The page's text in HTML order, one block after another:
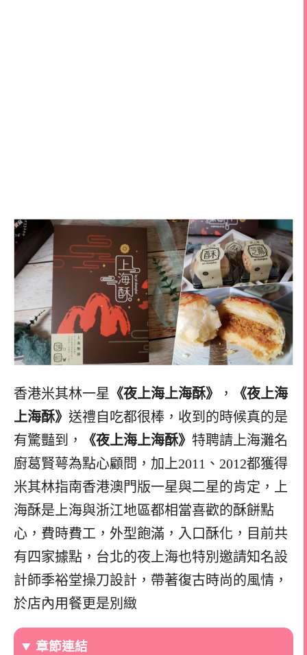
香港米其林一星 《夜上海上海酥》 ，
《夜上海
上海酥》 送禮自吃都很棒，收到的時候真的是
有驚豔到，
《夜上海上海酥》 特聘請上海灘名
廚葛賢萼為點心顧問，加上2011、2012都獲得
米其林指南香港澳門版一星與二星的肯定，上
海酥是上海與浙江地區都相當喜歡的酥餅點
心，費時費工，外型飽滿，入口酥化，目前共
有四家據點，台北的夜上海也特別邀請知名設
計師季裕堂操刀設計，帶著復古時尚的風情，
於店內用餐更是別緻
章節連結